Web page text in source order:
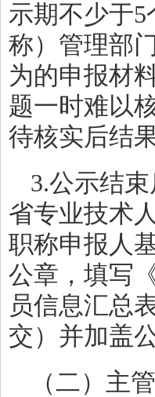
示期不少于
称）管理部
为的申报材
题一时难以
待核实后结
3.公示结
省专业技术
职称申报人
公章，填写
员信息汇总
交）并加盖
（二）主